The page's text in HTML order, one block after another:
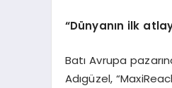
“Dünyanın ilk
Batı Avrupa
Adıgüzel,